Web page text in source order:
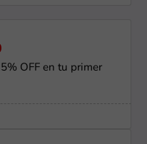
OFF en tu primer